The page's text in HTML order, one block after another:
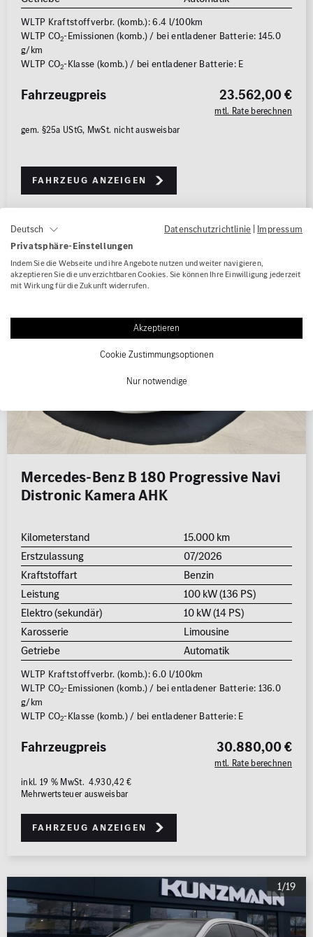
WLTP Kraftstoffverbr. (komb.): 6.4 l/100km
WLTP CO2-Emissionen (komb.) / bei entladener Batterie: 145.0
g/km
WLTP CO2-Klasse (komb.) / bei entladener Batterie: E
23.562,00 €
mtl. Rate berechnen
Fahrzeugpreis
gem. §25a UStG, MwSt. nicht ausweisbar
Fahrzeug anzeigen
Mercedes-Benz B 180 Progressive Navi
Distronic Kamera AHK
Kilometerstand
15.000 km
Erstzulassung
07/2026
Kraftstoffart
Benzin
Leistung
100 kW (136 PS)
Elektro (sekundär)
10 kW (14 PS)
Karosserie
Limousine
Getriebe
Automatik
WLTP Kraftstoffverbr. (komb.): 6.0 l/100km
WLTP CO2-Emissionen (komb.) / bei entladener Batterie: 136.0
g/km
WLTP CO2-Klasse (komb.) / bei entladener Batterie: E
30.880,00 €
mtl. Rate berechnen
Fahrzeugpreis
inkl. 19 % MwSt. 4.930,42 €
Mehrwertsteuer ausweisbar
Fahrzeug anzeigen
1/19
Deutsch Datenschutzrichtlinie | Impressum
Privatsphäre-Einstellungen
Indem Sie die Webseite und ihre Angebote nutzen und weiter navigieren,
akzeptieren Sie die unverzichtbaren Cookies. Sie können Ihre Einwilligung jederzeit
mit Wirkung für die Zukunft widerrufen.
Akzeptieren
Cookie Zustimmungsoptionen
Nur notwendige